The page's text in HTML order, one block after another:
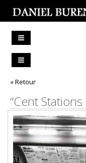
« Retour
“Cent